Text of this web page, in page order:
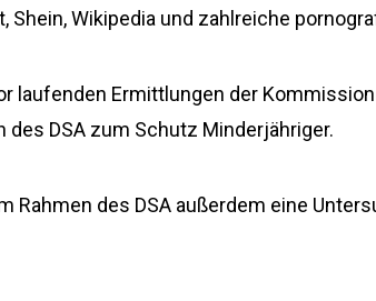
Shein, Wikipedia und zahlreiche
laufenden Ermittlungen der
DSA zum Schutz Minderjähriger.
Rahmen des DSA außerdem eine